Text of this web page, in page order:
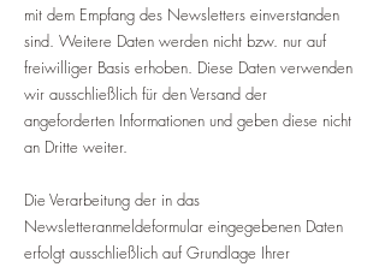
mit dem Empfang des Newsletters einverstanden
sind. Weitere Daten werden nicht bzw. nur auf
freiwilliger Basis erhoben. Diese Daten verwenden
wir ausschließlich für den Versand der
angeforderten Informationen und geben diese nicht
an Dritte weiter.
Die Verarbeitung der in das
Newsletteranmeldeformular eingegebenen Daten
erfolgt ausschließlich auf Grundlage Ihrer